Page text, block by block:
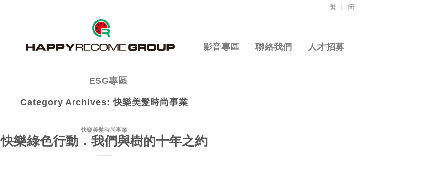
繁 簡
影音專區 聯絡我們 人才招募
ESG專區
Category Archives:快樂美髮時尚事業
快樂美髮時尚事業
快樂綠色行動．我們與樹的十年之約